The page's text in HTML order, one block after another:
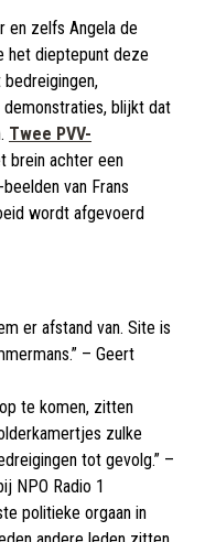
en zelfs Angela de
het dieptepunt deze
blijkt dat
Twee PVV-
brein achter een
van Frans
wordt afgevoerd
er afstand van. Site is
– Geert
te komen, zitten
zulke
tot gevolg.” –
NPO Radio 1
politieke orgaan in